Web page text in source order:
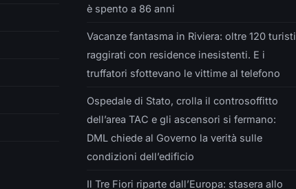
è spento a 86 anni
Vacanze fantasma in Riviera: oltre 120 turisti
raggirati con residence inesistenti. E i
truffatori sfottevano le vittime al telefono
Ospedale di Stato, crolla il controsoffitto
dell’area TAC e gli ascensori si fermano:
DML chiede al Governo la verità sulle
condizioni dell’edificio
Il Tre Fiori riparte dall’Europa: stasera allo